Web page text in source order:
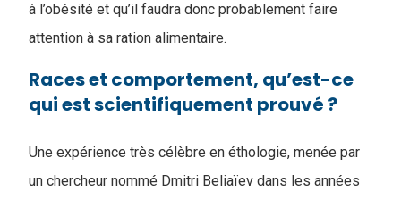
à l’obésité et qu’il faudra donc probablement faire
attention à sa ration alimentaire.
Races et comportement, qu’est-ce
qui est scientifiquement prouvé ?
Une expérience très célèbre en éthologie, menée par
un chercheur nommé Dmitri Beliaïev dans les années